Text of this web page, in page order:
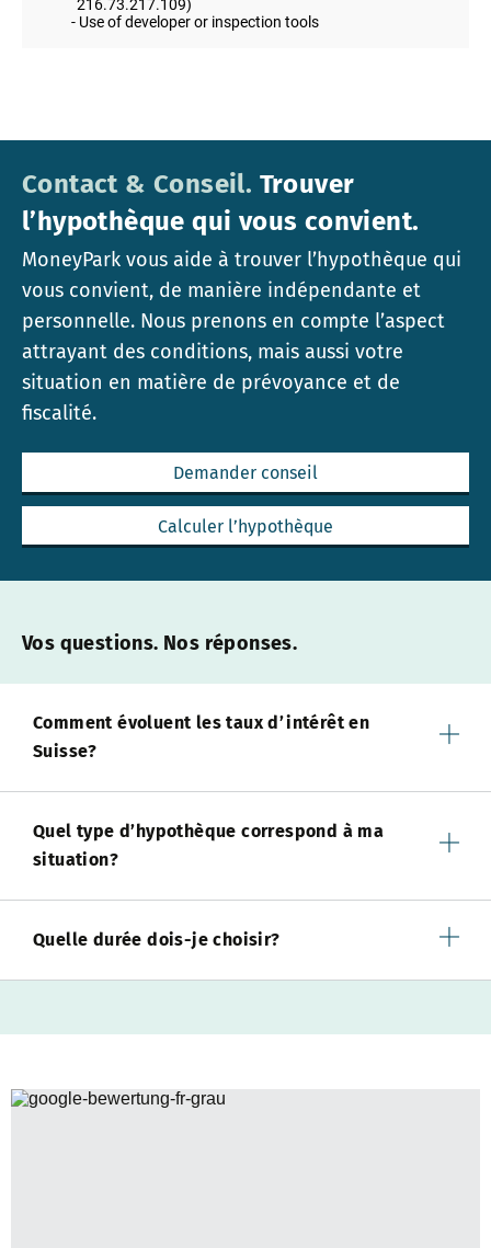
Contact & Conseil. Trouver
l’hypothèque qui vous convient.
MoneyPark vous aide à trouver l’hypothèque qui
vous convient, de manière indépendante et
personnelle. Nous prenons en compte l’aspect
attrayant des conditions, mais aussi votre
situation en matière de prévoyance et de
fiscalité.
Demander conseil
Calculer l’hypothèque
Vos questions. Nos réponses.
Comment évoluent les taux d’intérêt en
Suisse?
Quel type d’hypothèque correspond à ma
situation?
Quelle durée dois-je choisir?